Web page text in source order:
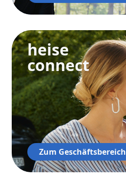
heise
connect
Zum Geschäftsbereich